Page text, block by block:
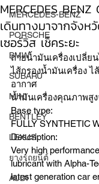
MERCEDES-BENZ
PORSCHE
BMW
SUBARU
MINI
BENTLEY
LEXUS
ยางรถยนต์
AUDI
MERCEDES
เดินทางมาจากจังห
เซอร์วิส เช็คระยะ
ถ่ายน้ำมันเครื่องเปลี่ย
ไส้กรองน้ำมันเครื่อง ไ
อากาศ
น้ำมันเครื่องคุณภาพสู
Base type:
FULLY SYNTHETIC
Description:
Very high
lubricant with Alpha-
latest generation car